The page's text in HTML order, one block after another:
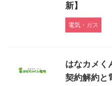
新】
電気・ガス
はなカメく
契約解約と